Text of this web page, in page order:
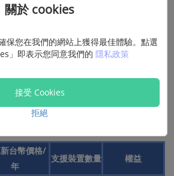
檔案傳輸等。
功能，如深度備份和數據管理
，則需
序號。為了確保安全性與可靠性，建
方案，價格較高，想要了解個人版方案
考下面的表格。
台幣價格/
年
支援裝置數量 權益
關於 cookies
保您在我們的網站上獲得最佳體驗。點選
」即表示您同意我們的 隱私政策
接受 Cookies
拒絕